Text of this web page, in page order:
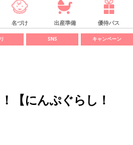
名づけ 出産準備 優待パス
SNS キャンペーン
【にんぷぐらし！